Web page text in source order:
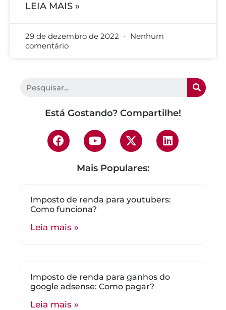
LEIA MAIS »
29 de dezembro de 2022
Nenhum
comentário
Está Gostando? Compartilhe!
Mais Populares:
Imposto de renda para youtubers:
Como funciona?
Leia mais »
Imposto de renda para ganhos do
google adsense: Como pagar?
Leia mais »